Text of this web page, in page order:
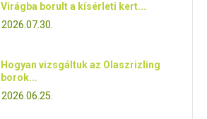
Virágba borult a kísérleti kert...
2026.07.30.
Hogyan vizsgáltuk az Olaszrizling
borok...
2026.06.25.